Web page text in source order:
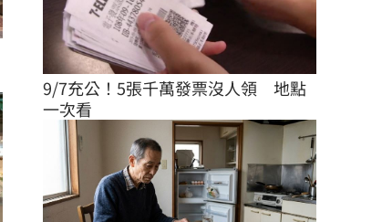
9/7充公！5張千萬發票沒人領　地點
一次看